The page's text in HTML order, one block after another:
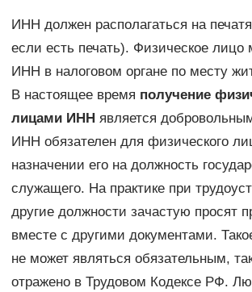
ИНН должен располагаться на
если есть печать). Физическое лицо
ИНН в налоговом органе по месту
В настоящее время получение
лицами ИНН является
ИНН обязателен для физического
назначении его на должность
служащего. На практике при
другие должности зачастую просят
вместе с другими документами.
не может являться обязательным,
отражено в Трудовом Кодексе РФ.